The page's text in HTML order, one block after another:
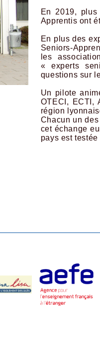
En 2019,
Apprentis ont
En plus des
Seniors-
les
« experts
questions sur
Un pilote
OTECI, ECTI,
région
Chacun un
cet échange
pays est